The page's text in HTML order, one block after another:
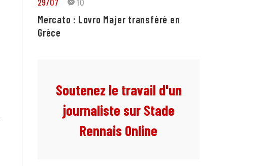
Mercato : Lovro Majer transféré en
Grèce
Soutenez le travail d'un
journaliste sur Stade
Rennais Online